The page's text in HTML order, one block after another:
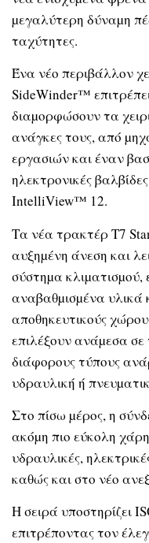
µεγαλύτερη δύναµη
ταχύτητες.
Ένα νέο περιβάλλον
SideWinder™
διαµορφώσουν τα
ανάγκες τους, από
εργασιών και έναν
ηλεκτρονικές
IntelliView™ 12.
Τα νέα τρακτέρ T7
αυξηµένη άνεση και
σύστηµα
αναβαθµισµένα υλικά
αποθηκευτικούς
επιλέξουν ανάµεσα σε
διάφορους τύπους
υδραυλική ή
Στο πίσω µέρος, η
ακόµη πιο εύκολη
υδραυλικές,
καθώς και στο νέο
Η σειρά υποστηρίζει
επιτρέποντας τον